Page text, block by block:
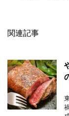
関連記事